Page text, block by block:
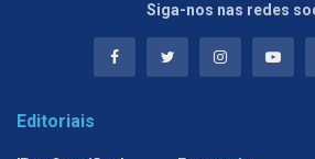
Siga-nos nas redes
Editoriais